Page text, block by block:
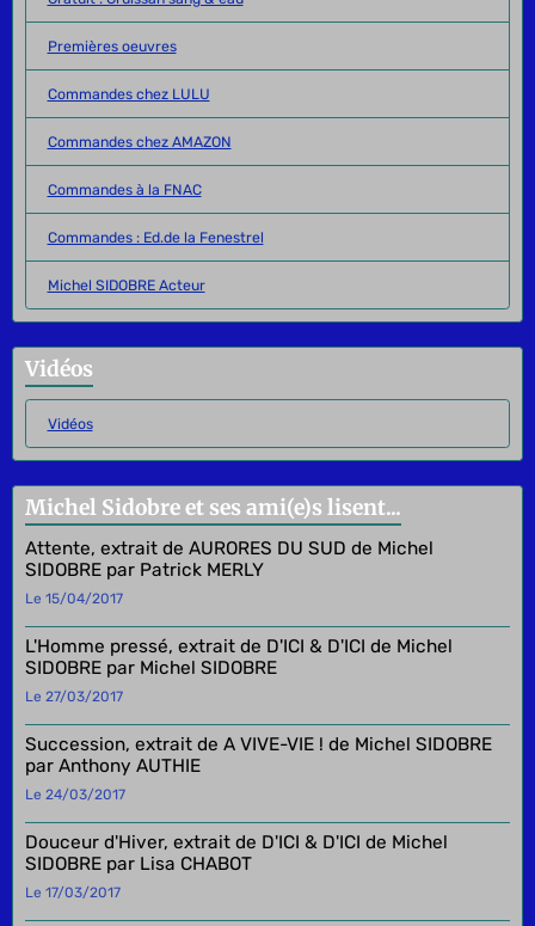
Premières oeuvres
Commandes chez LULU
Commandes chez AMAZON
Commandes à la FNAC
Commandes : Ed.de la Fenestrel
Michel SIDOBRE Acteur
Vidéos
Vidéos
Michel Sidobre et ses ami(e)s lisent...
Attente, extrait de AURORES DU SUD de Michel
SIDOBRE par Patrick MERLY
Le 15/04/2017
L'Homme pressé, extrait de D'ICI & D'ICI de Michel
SIDOBRE par Michel SIDOBRE
Le 27/03/2017
Succession, extrait de A VIVE-VIE ! de Michel SIDOBRE
par Anthony AUTHIE
Le 24/03/2017
Douceur d'Hiver, extrait de D'ICI & D'ICI de Michel
SIDOBRE par Lisa CHABOT
Le 17/03/2017